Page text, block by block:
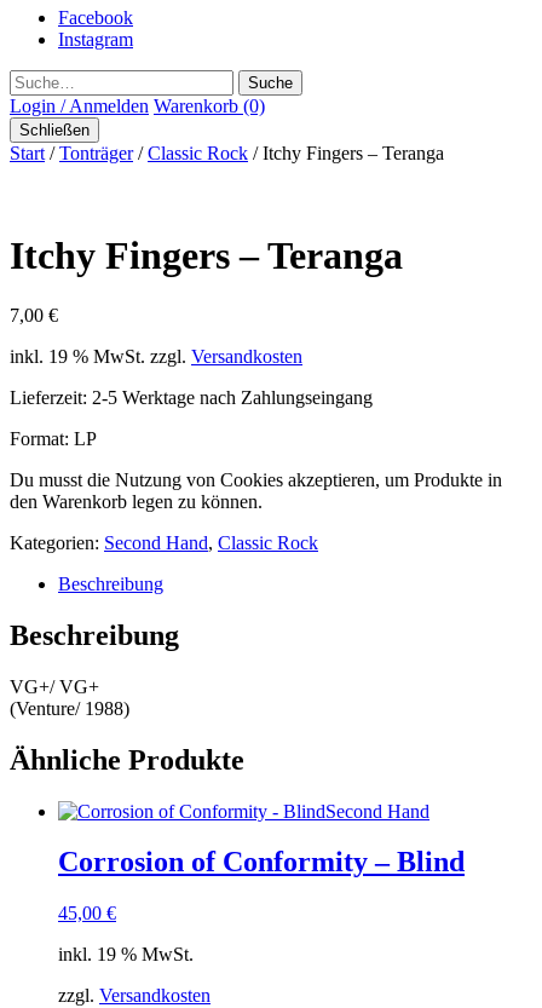
Facebook
Instagram
Suche
Login / Anmelden Warenkorb (0)
Schließen
Start /Tonträger/Classic Rock / Itchy Fingers – Teranga
Itchy Fingers – Teranga
7,00 €
inkl. 19 % MwSt. zzgl. Versandkosten
Lieferzeit: 2-5 Werktage nach Zahlungseingang
Format: LP
Du musst die Nutzung von Cookies akzeptieren, um Produkte in
den Warenkorb legen zu können.
Kategorien: Second Hand, Classic Rock
Beschreibung
Beschreibung
VG+/ VG+
(Venture/ 1988)
Ähnliche Produkte
Second Hand
Corrosion of Conformity – Blind
45,00 €
inkl. 19 % MwSt.
zzgl. Versandkosten